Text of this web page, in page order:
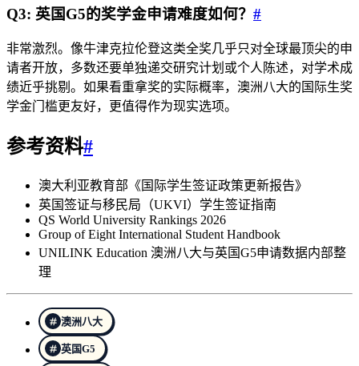
Q3: 英国G5的奖学金申请难度如何？ #
非常激烈。像牛津克拉伦登这类全奖几乎只对全球最顶尖的申
请者开放，多数还要单独递交研究计划或个人陈述，对学术成
绩近乎挑剔。如果看重拿奖的实际概率，澳洲八大的国际生奖
学金门槛更友好，更值得作为现实选项。
参考资料#
澳大利亚教育部《国际学生签证政策更新报告》
英国签证与移民局（UKVI）学生签证指南
QS World University Rankings 2026
Group of Eight International Student Handbook
UNILINK Education 澳洲八大与英国G5申请数据内部整
理
澳洲八大
英国G5